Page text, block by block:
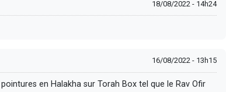
18/08/2022 - 14h24
16/08/2022 - 13h15
en Halakha sur Torah Box tel que le Rav Ofir